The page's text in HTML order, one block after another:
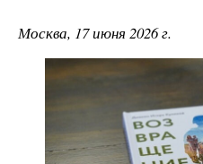
Москва, 17 июня 2026 г.